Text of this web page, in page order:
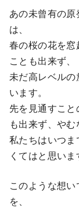
あの未曾有の
は、
春の桜の花を
ことも出来ず、
未だ高レベル
います。
先を見通すこ
も出来ず、や
私たちはいつ
くてはと思いま
このような想
を、